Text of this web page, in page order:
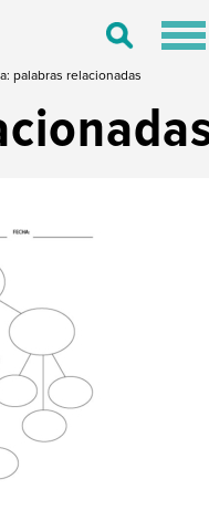
Toggle
palabras relacionadas